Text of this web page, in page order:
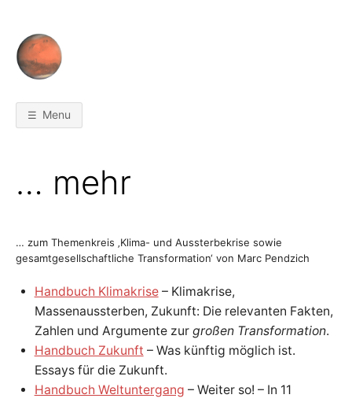
content
A
N
D
B
U
C
H
W
E
e
f
e
l
g
a
d
e
n
b
a
u
c
t
Menu
… mehr
… zum Themenkreis ‚Klima- und Aussterbekrise sowie
gesamtgesellschaftliche Transformation‘ von Marc Pendzich
Handbuch Klimakrise– Klimakrise,
Massenaussterben, Zukunft: Die relevanten Fakten,
Zahlen und Argumente zurgroßen Transformation.
Handbuch Zukunft – Was künftig möglich ist.
Essays für die Zukunft.
Handbuch Weltuntergang – Weiter so! – In 11